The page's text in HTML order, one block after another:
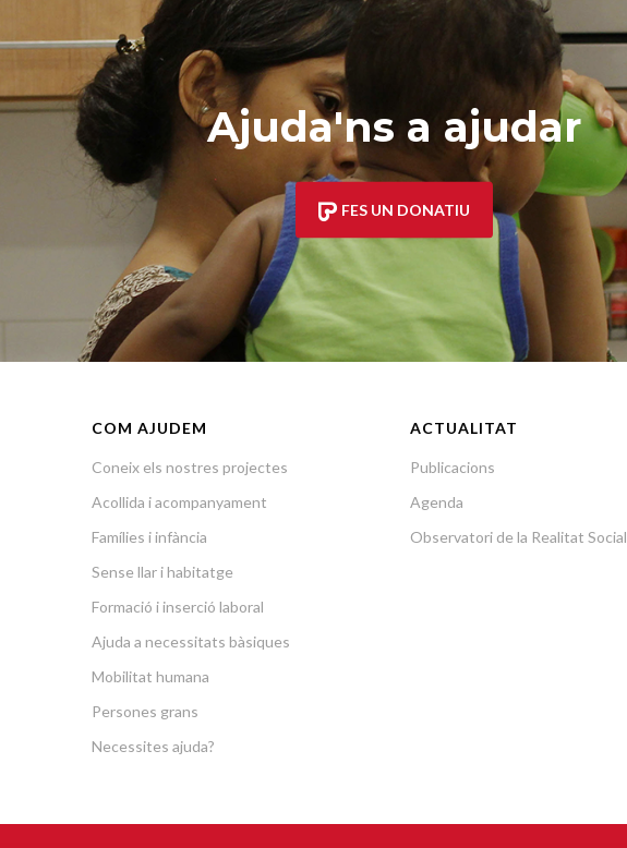
Ajuda'ns a ajudar
FES UN DONATIU
COM AJUDEM
Coneix els nostres projectes
Acollida i acompanyament
Famílies i infància
Sense llar i habitatge
Formació i inserció laboral
Ajuda a necessitats bàsiques
Mobilitat humana
Persones grans
Necessites ajuda?
ACTUALITAT
Publicacions
Agenda
Observatori de la Realitat Social